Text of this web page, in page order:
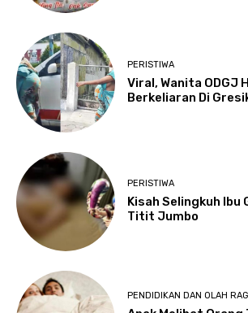
PERISTIWA
Viral, Wanita ODGJ
Berkeliaran Di
PERISTIWA
Kisah Selingkuh Ibu
Titit Jumbo
PENDIDIKAN DAN OLAH